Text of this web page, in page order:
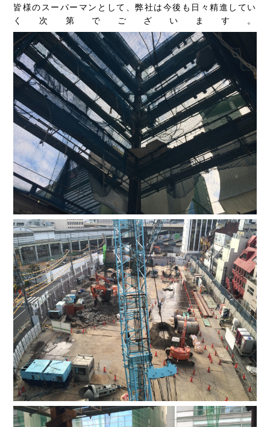
皆様のスーパーマンとして、弊社は今後も日々精進してい
く次第でございます。